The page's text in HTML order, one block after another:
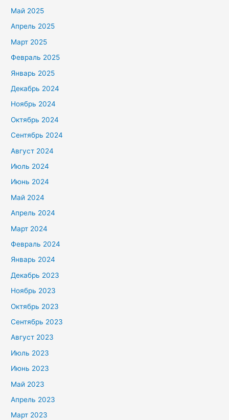
Май 2025
Апрель 2025
Март 2025
Февраль 2025
Январь 2025
Декабрь 2024
Ноябрь 2024
Октябрь 2024
Сентябрь 2024
Август 2024
Июль 2024
Июнь 2024
Май 2024
Апрель 2024
Март 2024
Февраль 2024
Январь 2024
Декабрь 2023
Ноябрь 2023
Октябрь 2023
Сентябрь 2023
Август 2023
Июль 2023
Июнь 2023
Май 2023
Апрель 2023
Март 2023